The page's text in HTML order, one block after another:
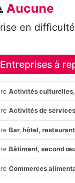
Aucune
en difficulté
à
Activités
Activités de
Bar, hôtel,
Bâtiment, second
Commerces